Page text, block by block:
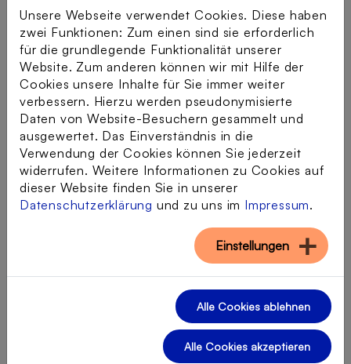
Massachusetts Institute of Technology
(MIT) mehrere Tipps veröffentlicht
:
Betrachten Sie dasGesicht. Fast
immer handelt es sich bei Deepfakes
um Gesichtstransformationen.
Achten Sie auf dieHaut . Wirkt diese
zu glatt oder zu faltig? Passt das Alter
der Haut zum Alter der Haare und der
Augen bzw. zum Rest des Körpers?
Schatten um die
Augen und Augenbrauen. Deepfakes
geben die physikalischen
Gesetzmäßigkeiten einer Szene
meistens nicht vollständig wieder.
Spiegelungen in den
? Sehen diese realistisch
Unsere Webseite verwendet Cookies. Diese haben
zwei Funktionen: Zum einen sind sie erforderlich
für die grundlegende Funktionalität unserer
Website. Zum anderen können wir mit Hilfe der
Cookies unsere Inhalte für Sie immer weiter
verbessern. Hierzu werden pseudonymisierte
Daten von Website-Besuchern gesammelt und
ausgewertet. Das Einverständnis in die
Verwendung der Cookies können Sie jederzeit
widerrufen. Weitere Informationen zu Cookies auf
dieser Website finden Sie in unserer
Datenschutzerklärung und zu uns im Impressum.
Einstellungen
Alle Cookies ablehnen
Alle Cookies akzeptieren